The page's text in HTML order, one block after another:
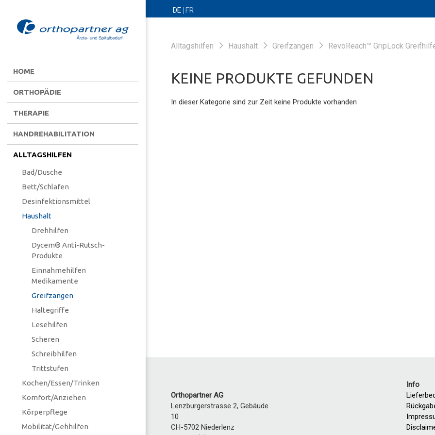
DE FR
HOME
ORTHOPÄDIE
THERAPIE
HANDREHABILITATION
ALLTAGSHILFEN
Bad/Dusche
Bett/Schlafen
Desinfektionsmittel
Haushalt
Drehhilfen
Dycem® Anti-Rutsch-
Produkte
Einnahmehilfen
Medikamente
Greifzangen
Haltegriffe
Lesehilfen
Scheren
Schreibhilfen
Trittstufen
Kochen/Essen/Trinken
Komfort/Anziehen
Körperpflege
Mobilität/Gehhilfen
Alltagshilfen Haushalt Greifzangen RevoReach™ GripLock
KEINE PRODUKTE GEFUNDEN
In dieser Kategorie sind zur Zeit keine Produkte vorhanden
Orthopartner AG
Lenzburgerstrasse 2, Gebäude
10
CH-5702 Niederlenz
Info